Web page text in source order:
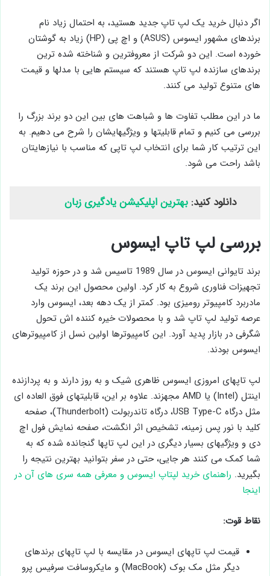
اگر دنبال خرید یک لپ تاپ جدید هستید، به احتمال زیاد نام
برندهای مشهور ایسوس (ASUS) و اچ پی (HP) زیاد به گوشتان
خورده است. این دو شرکت از معروفترین و شناخته شده ترین
برندهای سازنده لپ تاپ هستند که سیستم هایی با مدلها و قیمت
های متنوع تولید می کنند.
ما در این مطلب تفاوت ها و شباهت های بین این دو برند بزرگ را
بررسی می کنیم و تمام قابلیتها و ویژگیهایشان را شرح می دهیم. به
این ترتیب کار شما برای انتخاب لپ تاپی که مناسب با نیازهایتان
باشد راحت می شود.
دانلود کنید: بهترین اپلیکیشن یادگیری زبان
بررسی لپ تاپ ایسوس
برند تایوانی ایسوس در سال 1989 تاسیس شد و در حوزه تولید
تجهیزات فناوری شروع به کار کرد. اولین محصول این برند یک
مادربرد کامپیوتر رومیزی بود. کمتر از یک دهه بعد، ایسوس وارد
عرصه تولید لپ تاپ شد و با محصولات خیره کننده اش تحول
شگرفی در بازار پدید آورد. این کامپیوترها اولین نسل از کامپیوترهای
ایسوس بودند.
لپ تاپهای امروزی ایسوس ظاهری شیک و به روز دارند و به پردازنده
اینتل (Intel) یا AMD مجهزند. علاوه بر این، قابلیتهای فوق العاده ای
مثل درگاه USB Type-C، درگاه تاندربولت (Thunderbolt)، صفحه
کلید با نور پس زمینه، تشخیص اثر انگشت، صفحه نمایش فول اچ
دی و ویژگیهای بسیار دیگری در این لپ تاپها گنجانده شده که به
شما کمک می کنند هر جایی، حتی در سفر بتوانید بهترین نتیجه را
بگیرید. راهنمای خرید لپتاپ ایسوس و معرفی همه سری های آن در
اینجا
نقاط قوت:
قیمت لپ تاپهای ایسوس در مقایسه با لپ تاپهای برندهای
دیگر مثل مک بوک (MacBook) و مایکروسافت سرفیس پرو